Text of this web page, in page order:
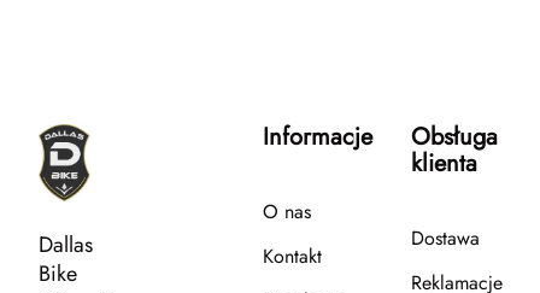
Dallas
Bike
Informacje
O nas
Kontakt
Obsługa
klienta
Dostawa
Reklamacje